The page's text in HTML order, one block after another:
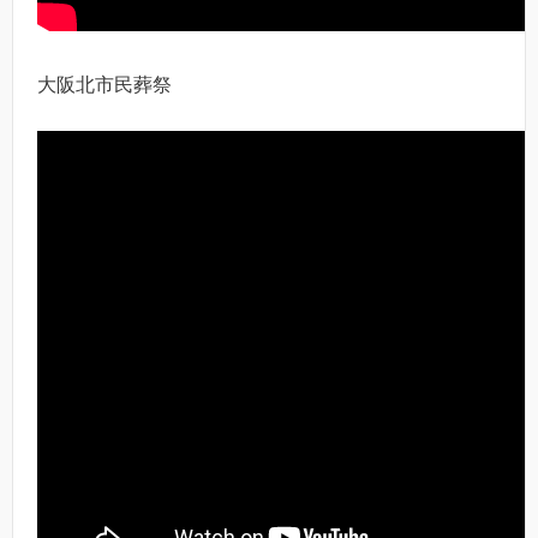
大阪北市民葬祭